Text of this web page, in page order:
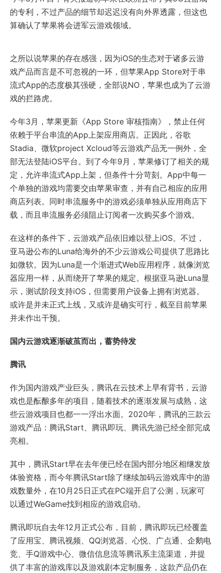
的专利，不过产品的细节却迟迟没有向外界透露，但这也
算确认了苹果将会进军云游戏领域。
之所以说苹果的存在感强，因为iOS的生态对于诸多云游
戏产品而言是不可忽视的一环，但苹果App Store对于串
流式App的态度极其强硬，全部说NO，苹果也成为了云游
戏的拦路虎。
今年3月，苹果更新《App Store 审核指南》，禁止任何
依赖于平台串流的App上架应用商店。正因此，谷歌
Stadia、微软project Xcloud等云游戏产品无一例外，全
部无法登陆iOS平台。到了今年9月，苹果修订了相关的规
定，允许串流式App上架，但条件十分苛刻。App中每一
个单独的游戏均需要交由苹果审查，并有自己相应的应用
商店列表。同时串流服务中的游戏必须单独从应用商店下
载，而且串流服务必须阻止订阅者一次购买多个游戏。
在这样的条件下，云游戏产品依旧难以登上iOS。不过，
亚马逊公布的Luna给海外的不少云游戏公司提供了思路比
如微软。因为Luna是一个渐进式Web应用程序，就像浏览
器应用一样，从而绕开了苹果的规定。根据亚马逊Luna显
示，测试阶段支持iOS，但需要用户设备上拥有浏览器。
或许是并未正式上线，又或许是确实可行，截至目前苹果
并未作出干预。
国内云游戏逐渐破茧而出，蓄势待发
腾讯
作为国内游戏产业巨头，腾讯在云技术上早有背书，云游
戏也是酝酿多年的项目，随着技术的逐渐发展与成熟，这
些云游戏项目也都一一浮出水面。2020年，腾讯的三款云
游戏产品：腾讯Start、腾讯即玩、腾讯先游已经全部完成
亮相。
其中，腾讯Start早在去年便已经在国内部分地区相继发放
体验资格，而今年腾讯Start除了继续加码云游戏库中的游
戏数量外，在10月25日正式在PC端开启了公测，玩家可
以通过WeGame找到相应的游戏启动。
腾讯即玩自去年12月正式公布，目前，腾讯即玩已经覆盖
了应用宝、腾讯视频、QQ浏览器、心悦、广点通、企鹅电
竞、手Q游戏中心、微信信息流等腾讯系主流渠道，并提
供了丰富的游戏库以及游戏剧本定制服务，这款产品仍在